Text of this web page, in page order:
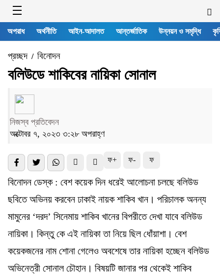
অপরাধ অর্থনীতি আইন-আদালত আন্তর্জাতিক উন্নয়ন ও সমৃদ্ধি
প্রচ্ছদ/ বিনোদন
বলিউডে শাকিবের নায়িকা সোনাল
নিজস্ব প্রতিবেদন
অক্টোবর ৭, ২০২৩ ৩:২৮ অপরাহ্ণ
ফ+ ফ- ফ
বিনোদন ডেস্ক : বেশ কয়েক দিন ধরেই আলোচনা চলছে বলিউড
ছবিতে অভিনয় করবেন ঢাকাই নায়ক শাকিব খান। পরিচালক অনন্য
মামুনের ‘দরদ’ সিনেমায় শাকিব খানের বিপরীতে দেখা যাবে বলিউড
নায়িকা। কিন্তু কে এই নায়িকা তা নিয়ে ছিল ধোঁয়াশা। বেশ
কয়েকজনের নাম শোনা গেলেও অবশেষে তার নায়িকা হচ্ছেন বলিউড
অভিনেত্রী সোনাল চৌহান। বিষয়টি জানার পর থেকেই শাকিব